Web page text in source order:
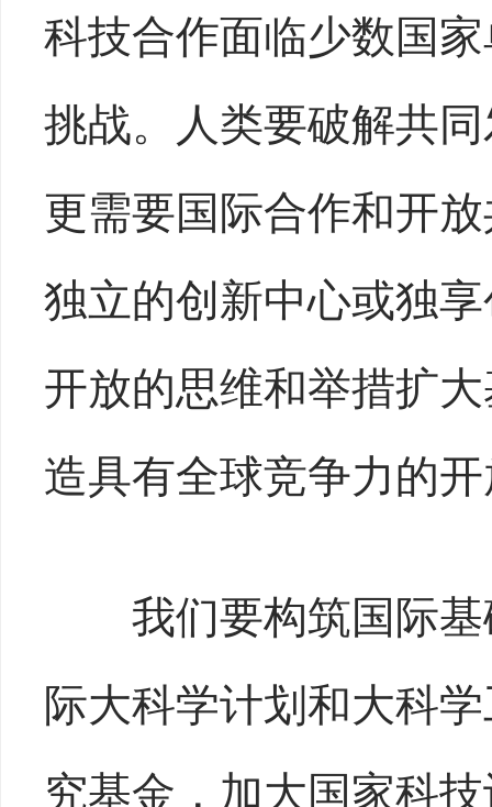
科技合作面临少数国
挑战。人类要破解共
更需要国际合作和开
独立的创新中心或独
开放的思维和举措扩
造具有全球竞争力的
我们要构筑国际基
际大科学计划和大科
究基金，加大国家科